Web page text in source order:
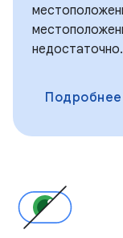
недостаточно.
Подробнее